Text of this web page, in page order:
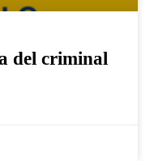
del criminal